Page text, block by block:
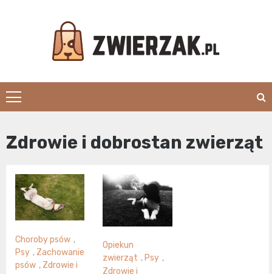
Zwierzak.pl
Zdrowie i dobrostan zwierząt
Choroby psów ,
Psy , Zachowanie
psów , Zdrowie i
Opiekun
zwierząt ,Psy ,
Zdrowie i